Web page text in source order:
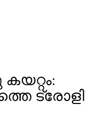
ട്രോളി